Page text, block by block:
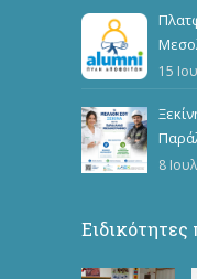
15
8
Ειδικότητες